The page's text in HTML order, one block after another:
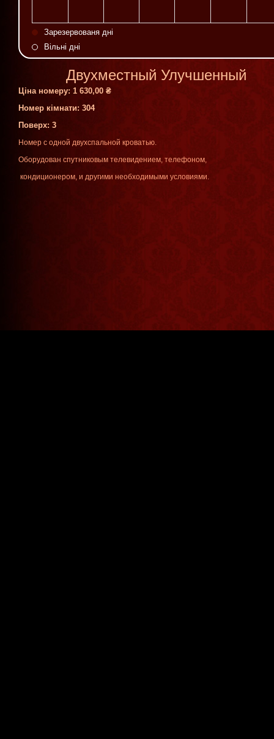
Зарезервованя дні
Вільні дні
Двухместный Улучшенный
Ціна номеру: 1 630,00 ₴
Номер кімнати: 304
Поверх: 3
Номер с одной двухспальной кроватью.
Оборудован спутниковым телевидением, телефоном,
кондиционером, и другими необходимыми условиями.